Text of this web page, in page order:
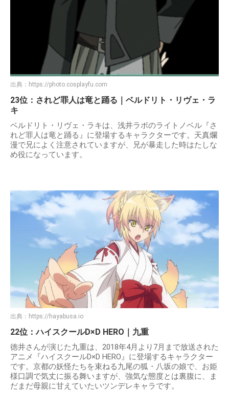
出典： https://photo.cosplayfu.com
23位：されど罪人は竜と踊る｜ベルドリト・リヴェ・ラ
キ
ベルドリト・リヴェ・ラキは、浅井ラボのライトノベル『さ
れど罪人は竜と踊る』に登場するキャラクターです。天真爛
漫で兄によく注意されていますが、兄が暴走した時はたしな
め役になっています。
出典： https://hayabusa.io
22位：ハイスクールD×D HERO｜九重
徳井さんが演じた九重は、2018年4月より7月まで放送された
アニメ『ハイスクールD×D HERO』に登場するキャラクター
です。京都の妖怪たちを束ねる九尾の狐・八坂の娘で、お姫
様口調で気丈に振る舞いますが、強気な態度とは裏腹に、ま
だまだ母親に甘えていたいツンデレキャラです。